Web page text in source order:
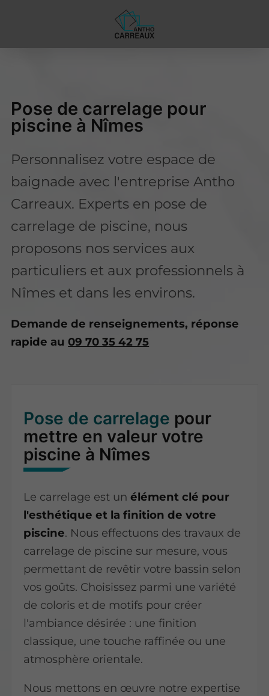
Pose de carrelage pour
piscine à Nîmes
Personnalisez votre espace de
baignade avec l'entreprise Antho
Carreaux. Experts en pose de
carrelage de piscine, nous
proposons nos services aux
particuliers et aux professionnels à
Nîmes et dans les environs.
Demande de renseignements, réponse
rapide au 09 70 35 42 75
Pose de carrelage pour
mettre en valeur votre
piscine à Nîmes
Le carrelage est un élément clé pour
l'esthétique et la finition de votre
piscine. Nous effectuons des travaux de
carrelage de piscine sur mesure, vous
permettant de revêtir votre bassin selon
vos goûts. Choisissez parmi une variété
de coloris et de motifs pour créer
l'ambiance désirée : une finition
classique, une touche raffinée ou une
atmosphère orientale.
Nous mettons en œuvre notre expertise